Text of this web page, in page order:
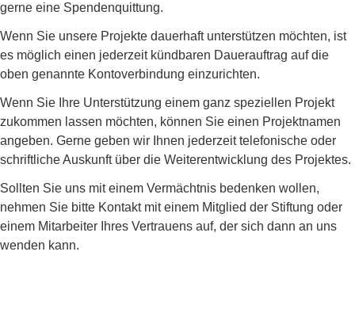
gerne eine Spendenquittung.
Wenn Sie unsere Projekte dauerhaft unterstützen möchten, ist
es möglich einen jederzeit kündbaren Dauerauftrag auf die
oben genannte Kontoverbindung einzurichten.
Wenn Sie Ihre Unterstützung einem ganz speziellen Projekt
zukommen lassen möchten, können Sie einen Projektnamen
angeben. Gerne geben wir Ihnen jederzeit telefonische oder
schriftliche Auskunft über die Weiterentwicklung des Projektes.
Sollten Sie uns mit einem Vermächtnis bedenken wollen,
nehmen Sie bitte Kontakt mit einem Mitglied der Stiftung oder
einem Mitarbeiter Ihres Vertrauens auf, der sich dann an uns
wenden kann.